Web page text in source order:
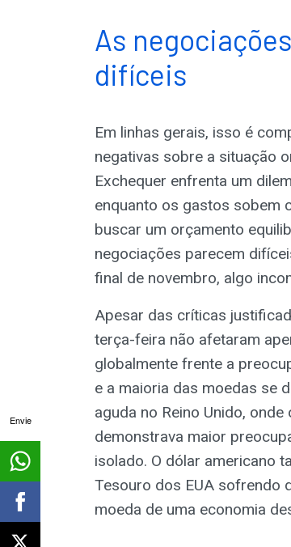
As
difíceis
Em linhas gerais, isso é
negativas sobre a situação
Exchequer enfrenta um
enquanto os gastos sobem
buscar um orçamento
negociações parecem
final de novembro, algo
Apesar das críticas
terça-feira não afetaram
globalmente frente a
e a maioria das moedas se
aguda no Reino Unido,
demonstrava maior
isolado. O dólar americano
Tesouro dos EUA sofrendo
moeda de uma economia
Envie